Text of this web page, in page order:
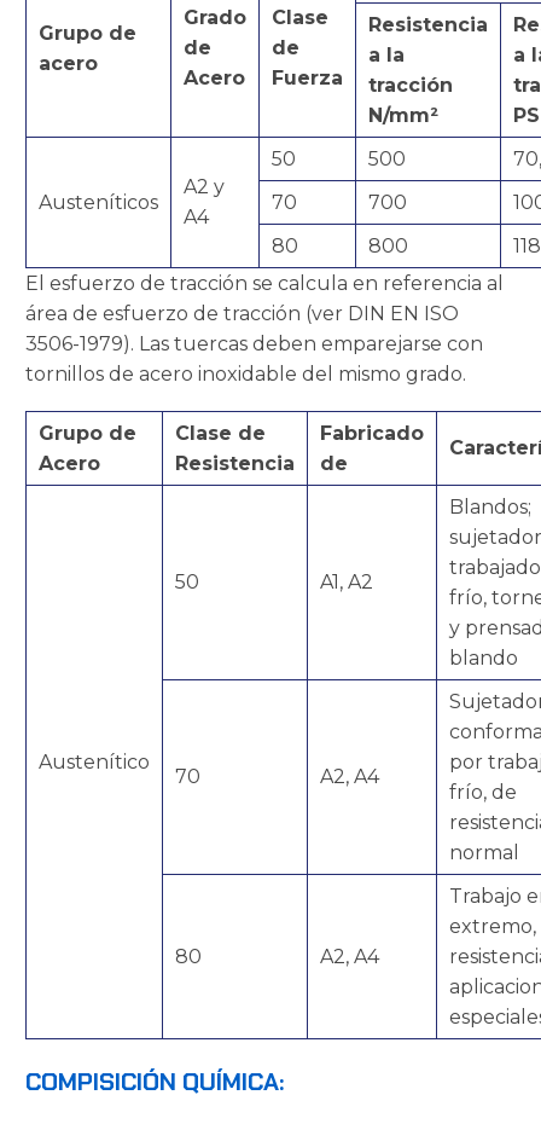
Grupo de
acero
Grado
de
Acero
Clase
de
Fuerza
Resistencia
a la
tracción
N/mm²
a
Austeníticos
A2 y
A4
50 500
70
700
80
800
El esfuerzo de tracción se calcula en referencia al
área de esfuerzo de tracción (ver DIN EN ISO
3506-1979). Las tuercas deben emparejarse con
tornillos de acero inoxidable del mismo grado.
Grupo de
Acero
Clase de
Resistencia
Fabricado
de
Austenítico
50 A1, A2
Blandos;
frío,
y
blando
70 A2, A4
por
frío, de
normal
80 A2, A4
Trabajo
extremo,
COMPISICIÓN QUÍMICA: